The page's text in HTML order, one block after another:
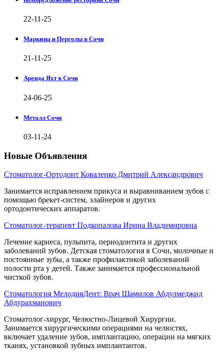
22-11-25
Маркизы и Перголы в Сочи
21-11-25
Аренда Яхт в Сочи
24-06-25
Металл Сочи
03-11-24
Новые Объявления
Стоматолог-Ортодонт Коваленко Дмитрий Александрович
Занимается исправлением прикуса и выравниванием зубов с
помощью брекет-систем, элайнеров и других
ортодонтических аппаратов.
Стоматолог-терапевт Подкопалова Ирина Владимировна
Лечение кариеса, пульпита, периодонтита и других
заболеваний зубов. Детская стоматология в Сочи, молочные и
постоянные зубы, а также профилактикой заболеваний
полости рта у детей. Также занимается профессиональной
чисткой зубов.
Стоматология МелодияДент: Врач Шамилов Абдулмеджид
Абдурахманович
Стоматолог-хирург, Челюстно-Лицевой Хирургии.
Занимается хирургическими операциями на челюстях,
включает удаление зубов, имплантацию, операции на мягких
тканях, установкой зубных имплантантов.